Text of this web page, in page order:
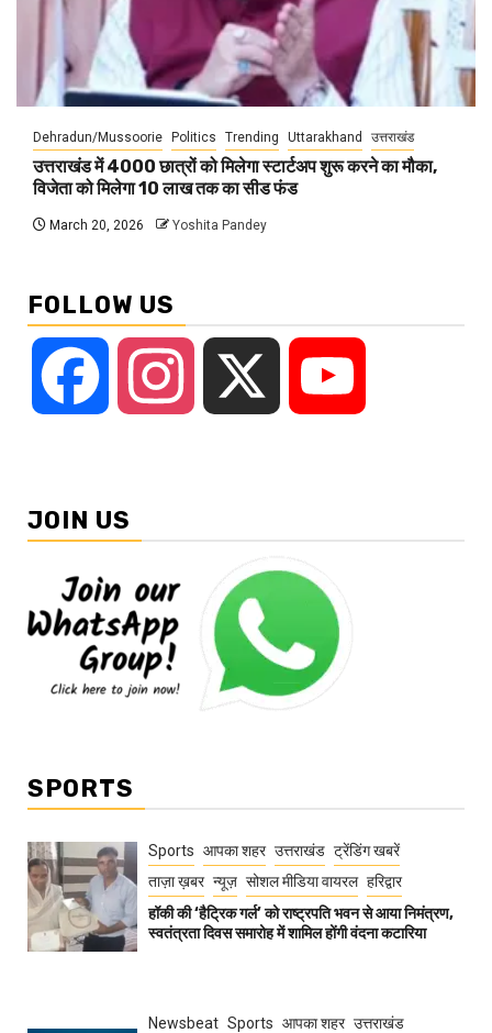
Dehradun/Mussoorie Politics Trending Uttarakhand उत्तराखंड
उत्तराखंड में 4000 छात्रों को मिलेगा स्टार्टअप शुरू करने का मौका,
विजेता को मिलेगा 10 लाख तक का सीड फंड
March 20, 2026 Yoshita Pandey
FOLLOW US
Facebook Instagram
JOIN US
SPORTS
Sports आपका शहर उत्तराखंड ट्रेंडिंग खबरें
ताज़ा ख़बर न्यूज़ सोशल मीडिया वायरल हरिद्वार
हॉकी की ‘हैट्रिक गर्ल’ को राष्ट्रपति भवन से आया निमंत्रण,
स्वतंत्रता दिवस समारोह में शामिल होंगी वंदना कटारिया
Newsbeat Sports आपका शहर उत्तराखंड